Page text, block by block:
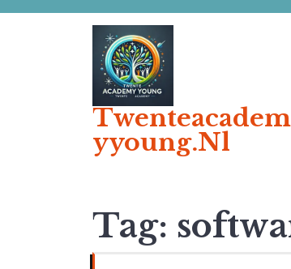
Twenteacadem
Yyoung.nl
Tag: